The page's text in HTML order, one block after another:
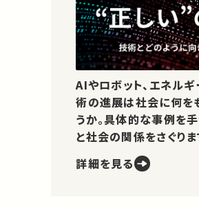
AIやロボット、エネルギ
術の進展は社会に何を
うか。具体的な事例を
と社会の関係をさぐりま
詳細を見る